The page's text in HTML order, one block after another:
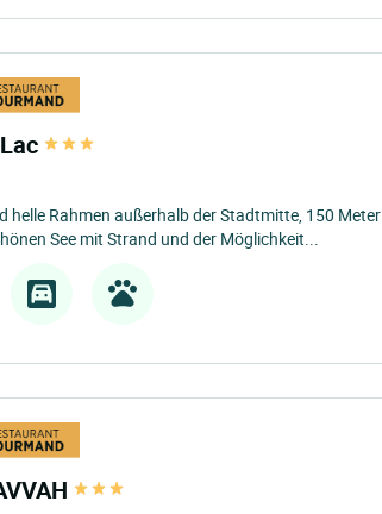
helle Rahmen außerhalb der Stadtmitte, 150 Meter
See mit Strand und der Möglichkeit...